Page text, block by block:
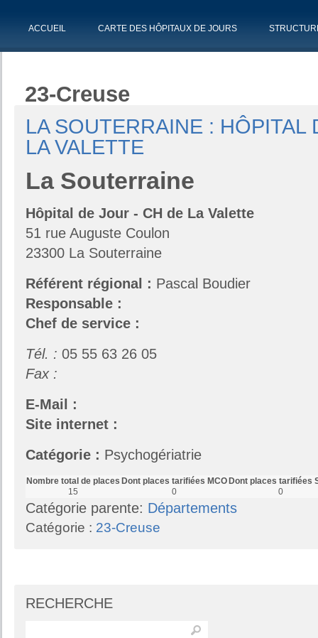
ACCUEIL CARTE DES HÔPITAUX DE JOURS
23-Creuse
LA SOUTERRAINE : HÔPITAL
LA VALETTE
La Souterraine
Hôpital de Jour - CH de La Valette
51 rue Auguste Coulon
23300 La Souterraine
Référent régional : Pascal Boudier
Responsable :
Chef de service :
Tél. : 05 55 63 26 05
Fax :
E-Mail :
Site internet :
Catégorie : Psychogériatrie
Nombre total de places
15
Dont places tarifiées MCO
0
Dont places tarifiées
0
Catégorie parente: Départements
Catégorie : 23-Creuse
RECHERCHE